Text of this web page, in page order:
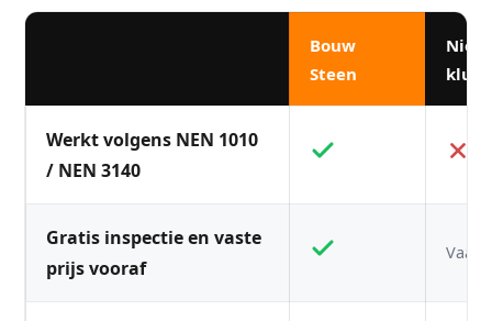
Bouw
Steen
Niet-
Werkt volgens NEN 1010
/ NEN 3140
Gratis inspectie en vaste
prijs vooraf
Vaak